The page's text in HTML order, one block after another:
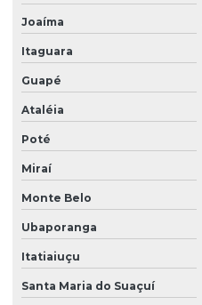
Joaíma
Itaguara
Guapé
Ataléia
Poté
Miraí
Monte Belo
Ubaporanga
Itatiaiuçu
Santa Maria do Suaçuí